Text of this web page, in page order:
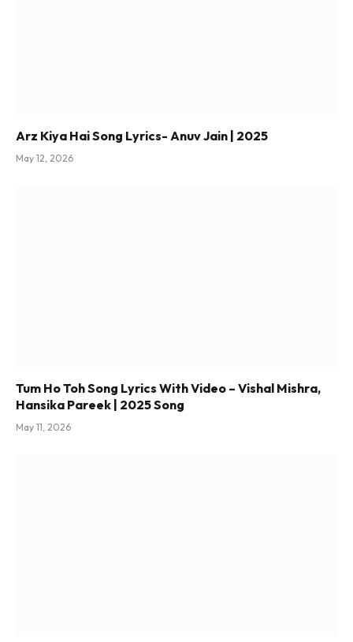
Arz Kiya Hai Song Lyrics- Anuv Jain | 2025
May 12, 2026
Tum Ho Toh Song Lyrics With Video – Vishal Mishra,
Hansika Pareek | 2025 Song
May 11, 2026